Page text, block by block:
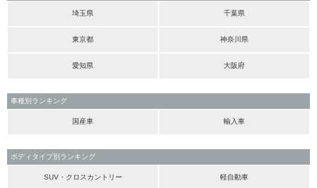
埼玉県 千葉県
東京都 神奈川県
愛知県 大阪府
車種別ランキング
国産車 輸入車
ボディタイプ別ランキング
SUV・クロスカントリー 軽自動車